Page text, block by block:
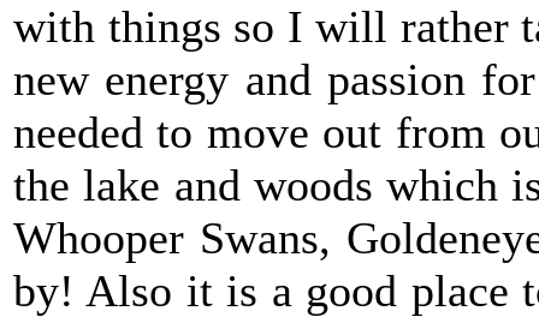
with things so I will rather
new energy and passion
needed to move out from
the lake and woods which
Whooper Swans,
by! Also it is a good place